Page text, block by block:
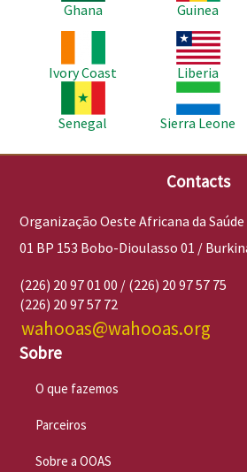
Ghana
Guinea
Ivory Coast
Imagem
Liberia
Imagem
Senegal
Imagem
Sierra Leone
Contacts
Organização Oeste Africana da Saúde
01 BP 153 Bobo-Dioulasso 01 /
(226) 20 97 01 00 / (226) 20 97 57 75
(226) 20 97 57 72
wahooas@wahooas.org
Sobre
O que fazemos
Parceiros
Sobre a OOAS